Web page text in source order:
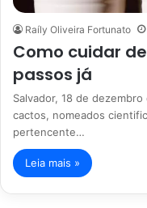
Raíly Oliveira Fortunato
Como cuidar
passos já
Salvador, 18 de
cactos, nomeados
pertencente…
Leia mais »